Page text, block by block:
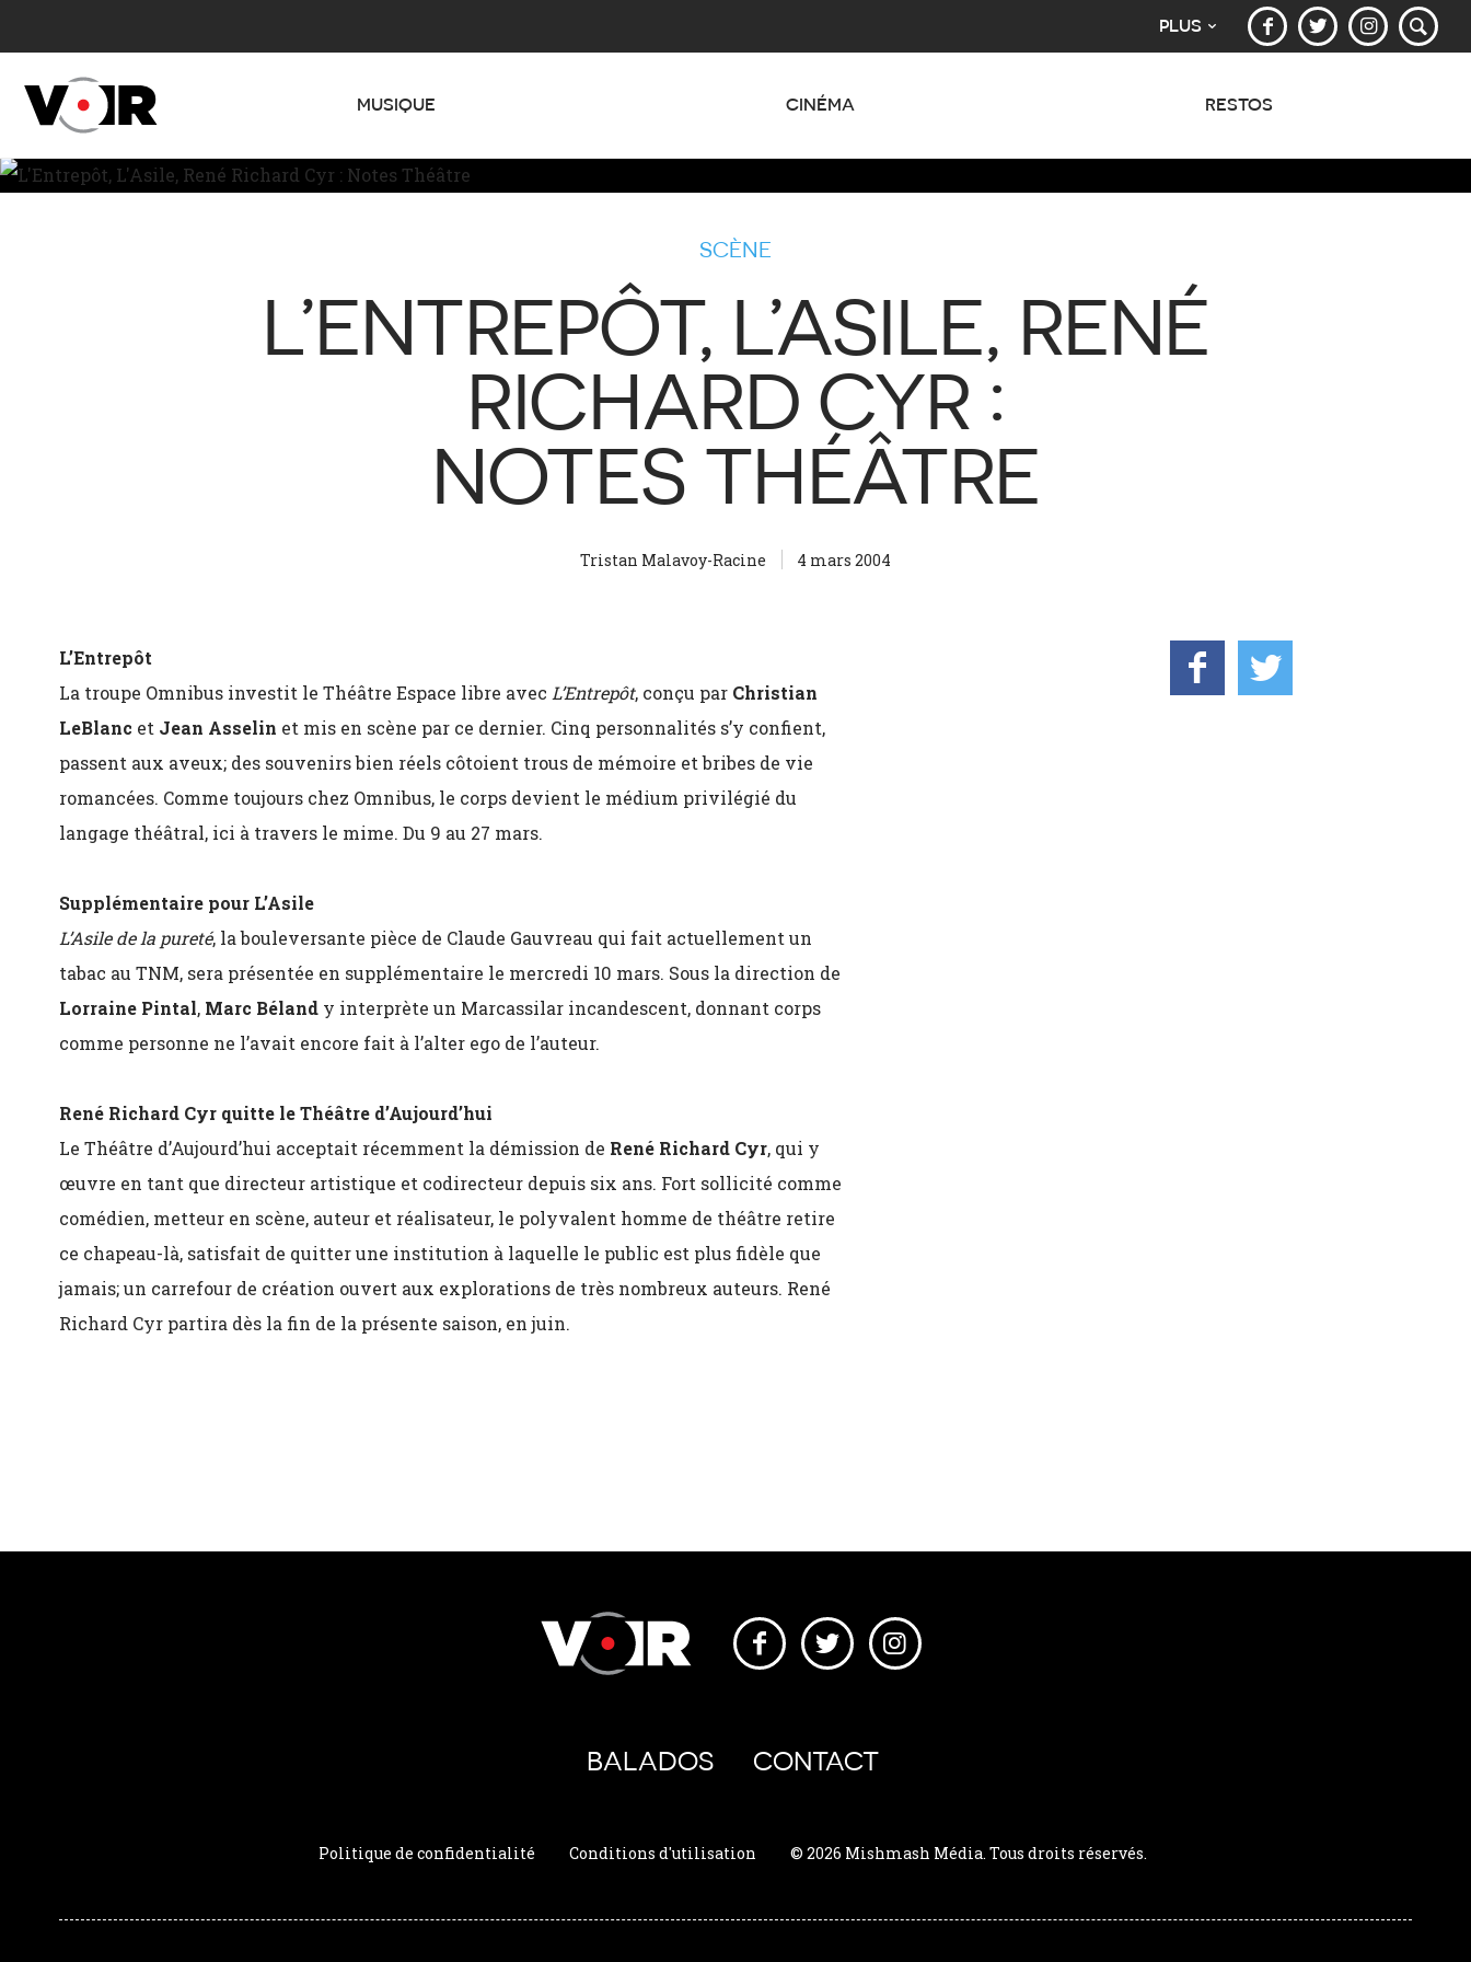
PLUS
MUSIQUE CINÉMA RESTOS
SCÈNE
L’ENTREPÔT, L’ASILE, RENÉ
RICHARD CYR :
NOTES THÉÂTRE
Tristan Malavoy-Racine 4 mars 2004
L’Entrepôt
La troupe Omnibus investit le Théâtre Espace libre avec L’Entrepôt, conçu par Christian
LeBlanc et Jean Asselin et mis en scène par ce dernier. Cinq personnalités s’y confient,
passent aux aveux; des souvenirs bien réels côtoient trous de mémoire et bribes de vie
romancées. Comme toujours chez Omnibus, le corps devient le médium privilégié du
langage théâtral, ici à travers le mime. Du 9 au 27 mars.
Supplémentaire pour L’Asile
L’Asile de la pureté, la bouleversante pièce de Claude Gauvreau qui fait actuellement un
tabac au TNM, sera présentée en supplémentaire le mercredi 10 mars. Sous la direction de
Lorraine Pintal, Marc Bélandy interprète un Marcassilar incandescent, donnant corps
comme personne ne l’avait encore fait à l’alter ego de l’auteur.
René Richard Cyr quitte le Théâtre d’Aujourd’hui
Le Théâtre d’Aujourd’hui acceptait récemment la démission de René Richard Cyr, qui y
œuvre en tant que directeur artistique et codirecteur depuis six ans. Fort sollicité comme
comédien, metteur en scène, auteur et réalisateur, le polyvalent homme de théâtre retire
ce chapeau-là, satisfait de quitter une institution à laquelle le public est plus fidèle que
jamais; un carrefour de création ouvert aux explorations de très nombreux auteurs. René
Richard Cyr partira dès la fin de la présente saison, en juin.
BALADOS CONTACT
Politique de confidentialité Conditions d'utilisation © 2026 Mishmash Média. Tous droits réservés.